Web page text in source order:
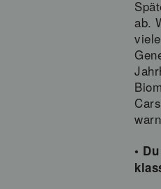
ab.
•